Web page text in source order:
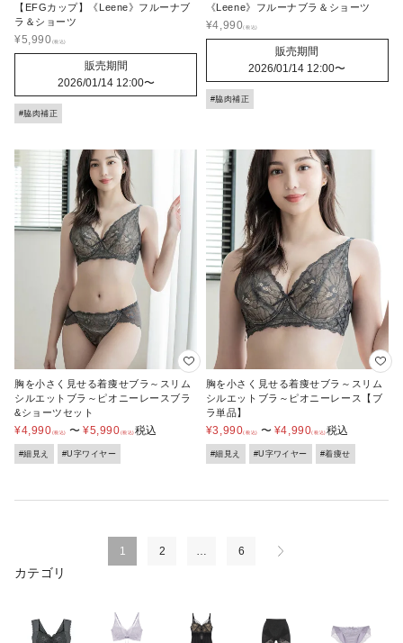
【EFGカップ】《Leene》フルーナブ
ラ＆ショーツ
¥5,990
販売期間
2026/01/14 12:00〜
#脇肉補正
《Leene》フルーナブラ＆ショーツ
¥4,990
販売期間
2026/01/14 12:00〜
#脇肉補正
胸を小さく見せる着痩せブラ～スリム
シルエットブラ～ピオニーレースブラ
&ショーツセット
¥4,990 〜 ¥5,990 税込
#細見え #U字ワイヤー
胸を小さく見せる着痩せブラ～スリム
シルエットブラ～ピオニーレース【ブ
ラ単品】
¥3,990 〜 ¥4,990 税込
#細見え #U字ワイヤー #着痩せ
1 2 6
カテゴリ